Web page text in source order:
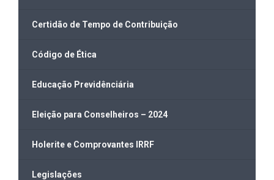
Certidão de Tempo de Contribuição
Código de Ética
Educação Previdênciária
Eleição para Conselheiros – 2024
Holerite e Comprovantes IRRF
Legislações